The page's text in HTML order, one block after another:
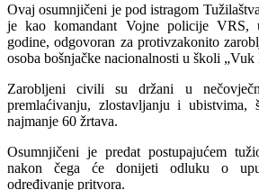
Ovaj osumnjičeni je pod istragom
je kao komandant Vojne policije VRS,
godine, odgovoran za protivzakonito
osoba bošnjačke nacionalnosti u školi
Zarobljeni civili su držani u
premlaćivanju, zlostavljanju i ubistvima,
najmanje 60 žrtava.
Osumnjičeni je predat postupajućem
nakon čega će donijeti odluku o
određivanje pritvora.